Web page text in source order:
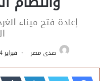
إعادة فتح ميناء
صدى مصر فبراير 14, 2025